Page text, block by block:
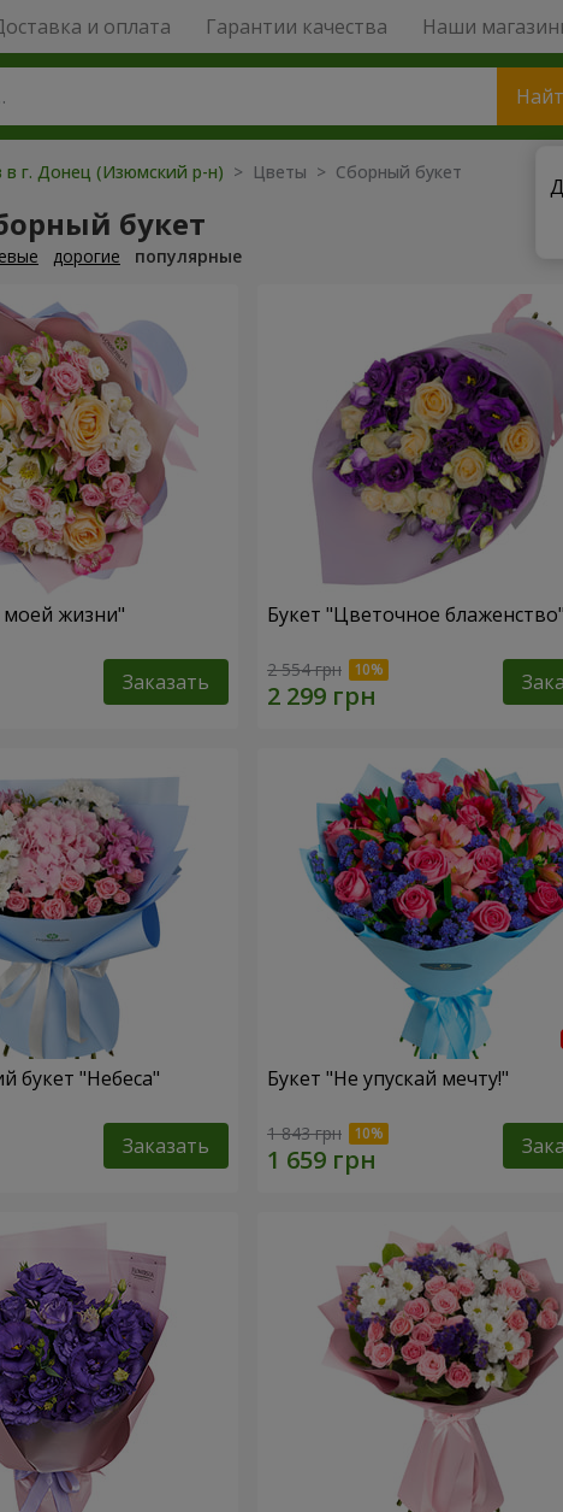
и оплата Гарантии качества Наши
в г. Донец (Изюмский р-н) > Цветы > Сборный букет
букет
дорогие популярные
моей жизни"
Заказать
Букет "Цветочное блаженство"
2 554 грн
букет "Небеса"
Заказать
Букет "Не упускай мечту!"
1 843 грн